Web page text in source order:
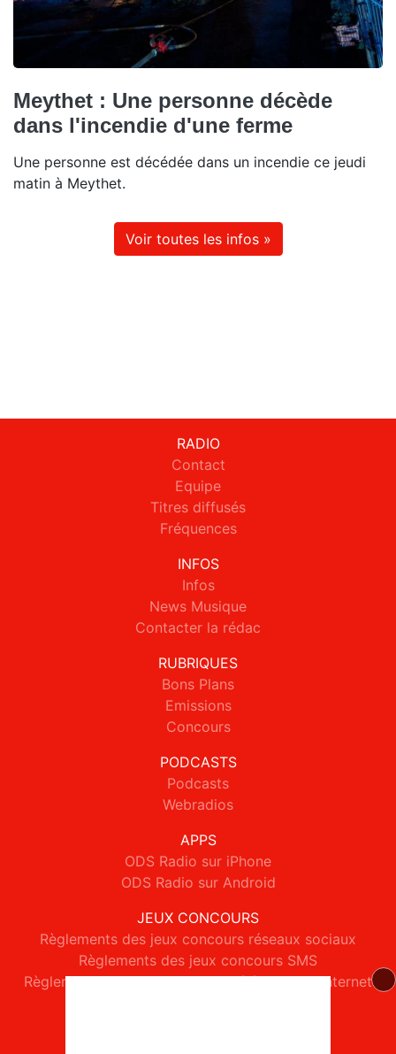
Meythet : Une personne décède
dans l'incendie d'une ferme
Une personne est décédée dans un incendie ce jeudi
matin à Meythet.
Voir toutes les infos »
RADIO
Contact
Equipe
Titres diffusés
Fréquences
INFOS
Infos
News Musique
Contacter la rédac
RUBRIQUES
Bons Plans
Emissions
Concours
PODCASTS
Podcasts
Webradios
APPS
ODS Radio sur iPhone
ODS Radio sur Android
JEUX CONCOURS
Règlements des jeux concours réseaux sociaux
Règlements des jeux concours SMS
Règlements des jeux concours téléphone et internet